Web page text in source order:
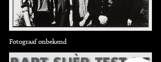
Fotograaf onbekend